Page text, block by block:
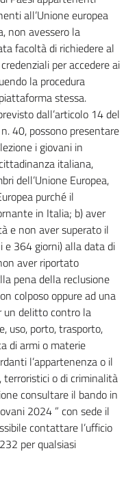
all’Unione europea
non avessero la
facoltà di richiedere al
per accedere ai
la procedura
stessa.
dall’articolo 14 del
40, possono presentare
i giovani in
italiana,
dell’Unione Europea,
purché il
in Italia; b) aver
e non aver superato il
364 giorni) alla data di
aver riportato
pena della reclusione
colposo oppure ad una
un delitto contro la
uso, porto, trasporto,
di armi o materie
l’appartenenza o il
terroristici o di criminalità
consultare il bando in
2024 ” con sede il
contattare l’ufficio
per qualsiasi